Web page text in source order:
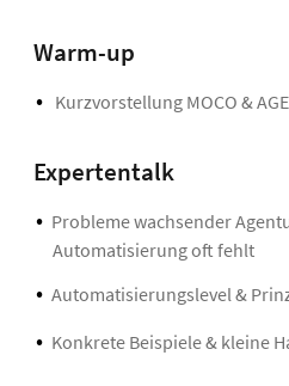
Warm-up
Kurzvorstellung MOCO &
Expertentalk
Probleme wachsender
Automatisierung oft fehlt
Automatisierungslevel &
Konkrete Beispiele & kleine